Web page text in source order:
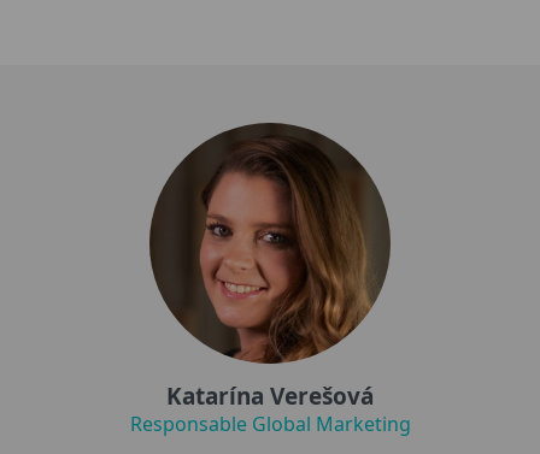
Katarína Verešová
Responsable Global Marketing